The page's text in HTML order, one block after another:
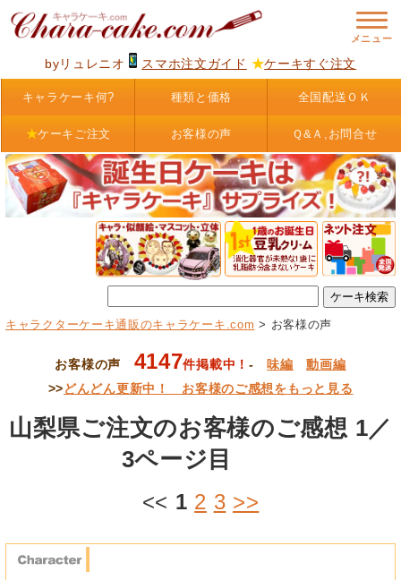
byリュレニオ スマホ注文ガイド ★ケーキすぐ注文
キャラケーキ何? 種類と価格 全国配送ＯＫ
★ケーキご注文 お客様の声 Ｑ&Ａ,お問合せ
キャラクターケーキ通販のキャラケーキ.com > お客様の声
お客様の声 4147件掲載中！ - 味編
動画編
>>どんどん更新中！ お客様のご感想をもっと見る
山梨県ご注文のお客様のご感想 1／
3ページ目
<< 1 2 3 >>